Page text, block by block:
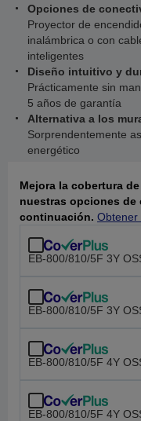
Opciones de
Proyector de
inalámbrica o con
inteligentes
Diseño intuitivo y
Prácticamente sin
5 años de garantía
Alternativa a los
Sorprendentemente
energético
Mejora la cobertura
nuestras opciones de
continuación. Obtener
EB-800/810/5F 3Y
EB-800/810/5F 3Y
EB-800/810/5F 4Y
EB-800/810/5F 4Y